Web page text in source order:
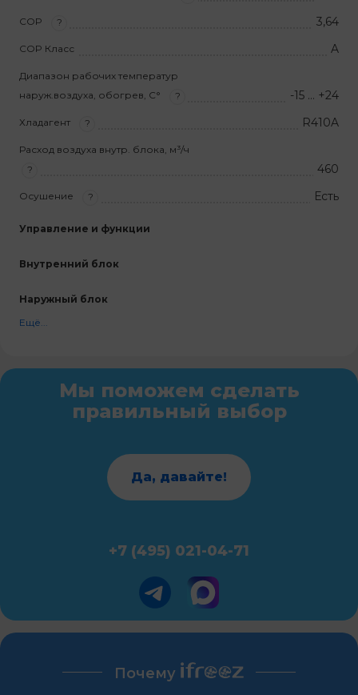
COP ? 3,64
COP Класс A
Диапазон рабочих температур
наруж.воздуха, обогрев, С°
? -15 … +24
Хладагент ? R410A
Расход воздуха внутр. блока, м³/ч
?
460
Осушение ? Есть
Управление и функции
Внутренний блок
Наружный блок
Ещё...
Мы поможем сделать
правильный выбор
Да, давайте!
+7 (495) 021-04-71
Почему